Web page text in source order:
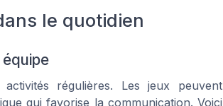
le quotidien
régulières. Les jeux peuvent
qui favorise la communication. Voici